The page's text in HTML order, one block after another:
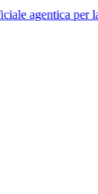
per la